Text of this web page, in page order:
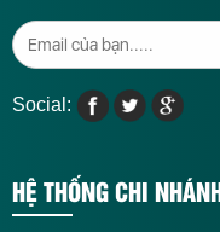
Social:
HỆ THỐNG CHI